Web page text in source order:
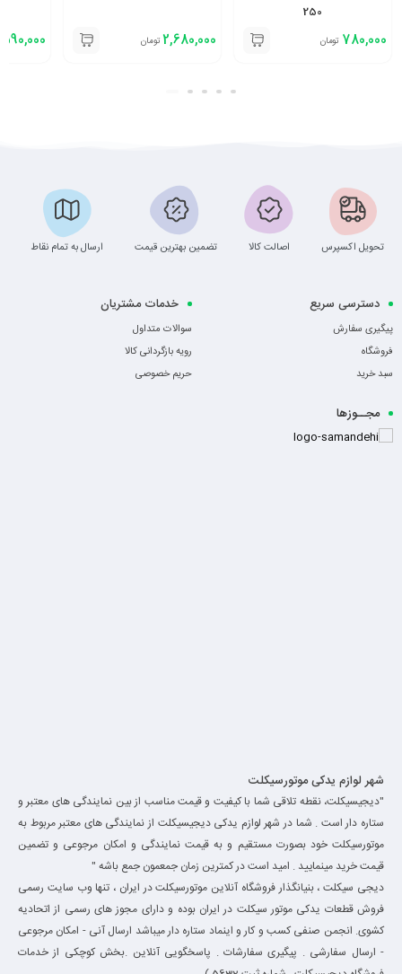
250
780,000 تومان 2,680,000 تومان
تحویل اکسپرس اصالت کالا تضمین بهترین قیمت ارسال به تمام نقاط
دسترسی سریع
پیگیری سفارش
فروشگاه
سبد خرید
خدمات مشتریان
سوالات متداول
رویه بازگردانی کالا
حریم خصوصی
مجــوزها
شهر لوازم یدکی موتورسیکلت
"دیجیسیکلت، نقطه تلاقی شما با کیفیت و قیمت مناسب از بین نمایندگی های معتبر و
ستاره دار است . شما در شهر لوازم یدکی دیجیسیکلت از نمایندگی های معتبر مربوط به
موتورسیکلت خود بصورت مستقیم و به قیمت نمایندگی و امکان مرجوعی و تضمین
قیمت خرید مینمایید . امید است در کمترین زمان جمعمون جمع باشه "
دیجی سیکلت ، بنیانگذار فروشگاه آنلاین موتورسیکلت در ایران ، تنها وب سایت رسمی
فروش قطعات یدکی موتور سیکلت در ایران بوده و دارای مجوز های رسمی از اتحادیه
کشوی. انجمن صنفی کسب و کار و اینماد ستاره دار میباشد ارسال آنی - امکان مرجوعی
- ارسال سفارشی . پیگیری سفارشات . پاسخگویی آنلاین .بخش کوچکی از خدمات